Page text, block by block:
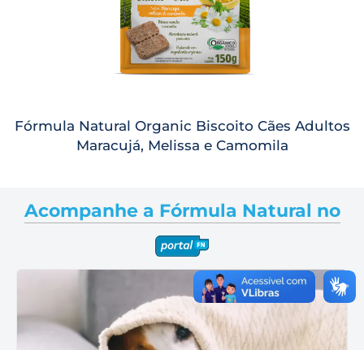
Fórmula Natural Organic Biscoito Cães Adultos
Maracujá, Melissa e Camomila
Acompanhe a Fórmula Natural no